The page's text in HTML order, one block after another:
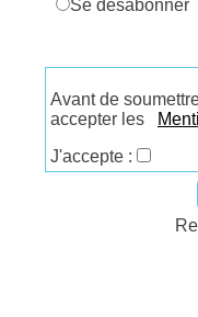
Se désabonner
Avant de
accepter les
J'accepte :